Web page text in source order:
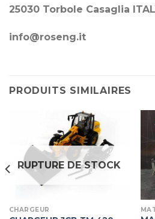
25030 Torbole Casaglia
info@roseng.it
PRODUITS SIMILAIRES
RUPTURE DE STOCK
CHARGEUR